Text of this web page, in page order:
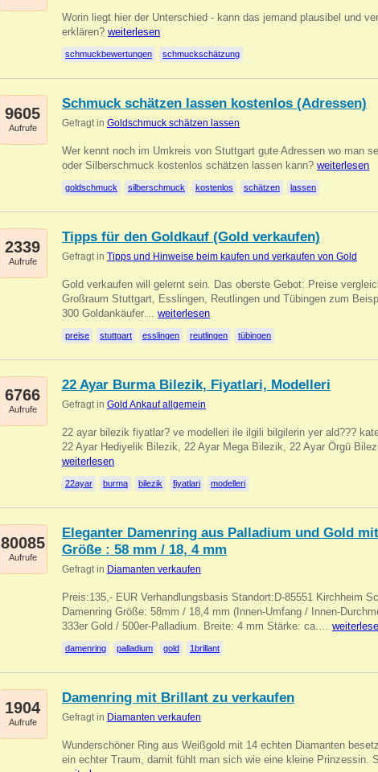
Worin liegt hier der Unterschied - kann das jemand plausibel und
erklären? weiterlesen
schmuckbewertungen schmuckschätzung
9605
Aufrufe
Schmuck schätzen lassen kostenlos (Adressen)
Gefragt in Goldschmuck schätzen lassen
Wer kennt noch im Umkreis von Stuttgart gute Adressen wo man
oder Silberschmuck kostenlos schätzen lassen kann? weiterlesen
goldschmuck silberschmuck kostenlos schätzen lassen
2339
Aufrufe
Tipps für den Goldkauf (Gold verkaufen)
Gefragt in Tipps und Hinweise beim kaufen und verkaufen von Gold
Gold verkaufen will gelernt sein. Das oberste Gebot: Preise
Großraum Stuttgart, Esslingen, Reutlingen und Tübingen zum
300 Goldankäufer… weiterlesen
preise stuttgart esslingen reutlingen tübingen
6766
Aufrufe
22 Ayar Burma Bilezik, Fiyatlari, Modelleri
Gefragt in Gold Ankauf allgemein
22 ayar bilezik fiyatlar? ve modelleri ile ilgili bilgilerin yer ald???
22 Ayar Hediyelik Bilezik, 22 Ayar Mega Bilezik, 22 Ayar Örgü
weiterlesen
22ayar burma bilezik fiyatlari modelleri
80085
Aufrufe
Eleganter Damenring aus Palladium und Gold
Größe : 58 mm / 18, 4 mm
Gefragt in Diamanten verkaufen
Preis:135,- EUR Verhandlungsbasis Standort:D-85551 Kirchheim
Damenring Größe: 58mm / 18,4 mm (Innen-Umfang / Innen-
333er Gold / 500er-Palladium. Breite: 4 mm Stärke: ca.…
damenring palladium gold 1brillant
1904
Aufrufe
Damenring mit Brillant zu verkaufen
Gefragt in Diamanten verkaufen
Wunderschöner Ring aus Weißgold mit 14 echten Diamanten
ein echter Traum, damit fühlt man sich wie eine kleine Prinzessin.